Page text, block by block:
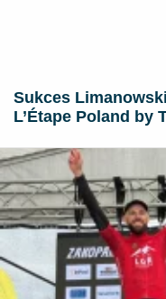
Sukces
L’Étape Poland by